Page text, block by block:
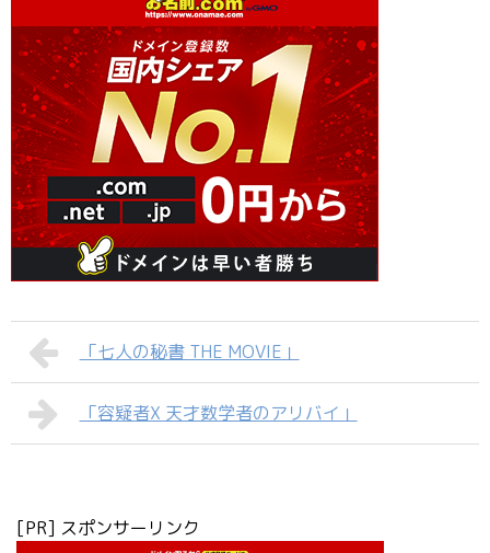
「七人の秘書 THE MOVIE」
「容疑者X 天才数学者のアリバイ」
[PR] スポンサーリンク